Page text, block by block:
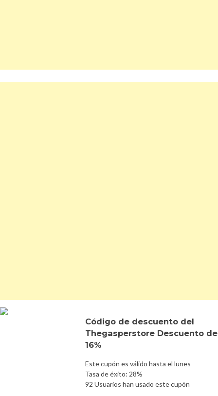
Código de descuento del
Thegasperstore Descuento de
16%
Este cupón es válido hasta el lunes
Tasa de éxito: 28%
92 Usuarios han usado este cupón